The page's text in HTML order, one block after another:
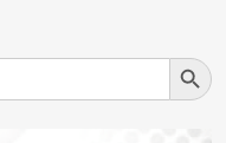
Search